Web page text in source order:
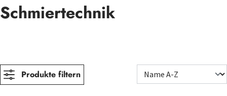
Schmiertechnik
Produkte filtern